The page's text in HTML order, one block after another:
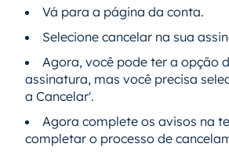
Vá para a página da conta.
Selecione cancelar na sua
Agora, você pode ter a opção
assinatura, mas você precisa
a Cancelar'.
Agora complete os avisos na
completar o processo de